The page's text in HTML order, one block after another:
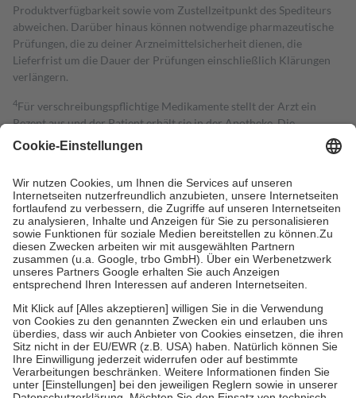
Produktverfügbarkeit sowie vom Zustellzeitpunkt des Spediteurs
abweichen. Darüber hinaus können notwendige pharmazeutische
Prüfungen, die zu deiner Arzneimittelsicherheit dienen, die
Lieferfrist um die Dauer der Prüfungen einschließlich Klärungen
verlängern.
4Für verschreibungspflichtige Medikamente stellt der Arzt ein
Rezept aus und der Patient erhält sie in der Apotheke. Die
gesetzliche Krankenversicherung übernimmt in der Regel die
Kosten dafür, der Versicherte trägt einen Teil davon als Zuzahlung
Grundsätzlich leisten Mitglieder Zuzahlungen in Höhe von zehn
Prozent des Abgabepreises,mindestens jedochfünf Euround
höchstens zehn Euro.Es sind jedoch nie mehr als die tatsächlichen
Kosten der Leistung zu entrichten.
Diese Regeln gelten grundsätzlich auch für Online-Apotheken.
Bei Heilmitteln und häuslicher Krankenpflege beträgt die
Zuzahlung zehn Prozent der Kosten sowie zehn Euro je
Verordnung.
Um das Engagement der Versicherten für ihre eigene Gesundheit zu
stärken und die besondere Stellung der Familie zu unterstützen,
fallenkeine Zuzahlungenan bei:
• Kindern und Jugendlichen bis zum vollendeten 18. Lebensjahr
mit Ausnahme der Fahrkosten